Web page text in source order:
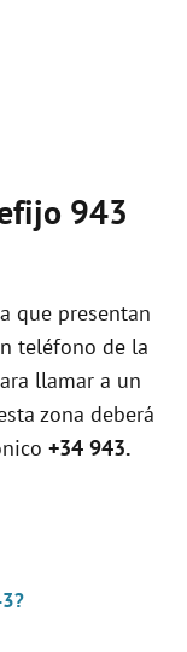
943
que presentan
teléfono de la
llamar a un
zona deberá
+34 943.